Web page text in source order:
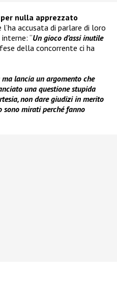
nulla apprezzato
l’ha accusata di parlare di loro
“Un gioco d’assi inutile
della concorrente ci ha
ma lancia un argomento che
una questione stupida
non dare giudizi in merito
sono mirati perché fanno